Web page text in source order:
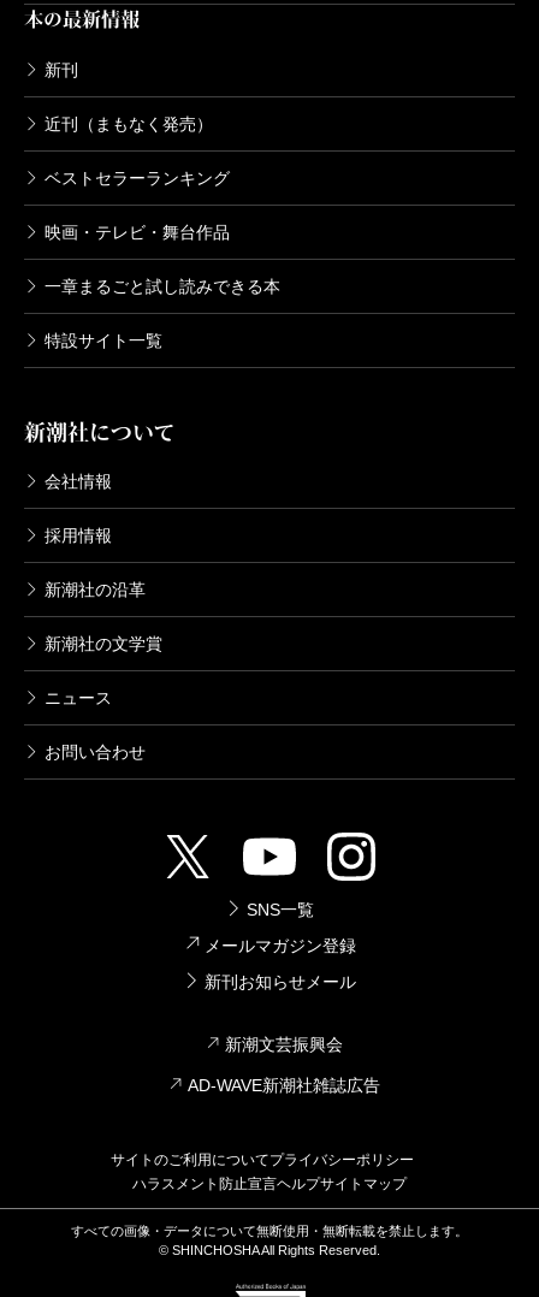
本の最新情報
新刊
近刊（まもなく発売）
ベストセラーランキング
映画・テレビ・舞台作品
一章まるごと試し読みできる本
特設サイト一覧
新潮社について
会社情報
採用情報
新潮社の沿革
新潮社の文学賞
ニュース
お問い合わせ
SNS一覧
メールマガジン登録
新刊お知らせメール
新潮文芸振興会
AD-WAVE新潮社雑誌広告
サイトのご利用についてプライバシーポリシー
ハラスメント防止宣言ヘルプサイトマップ
すべての画像・データについて無断使用・無断転載を禁止します。
© SHINCHOSHA All Rights Reserved.